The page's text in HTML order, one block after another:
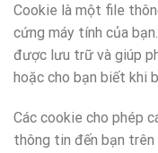
Cookie là một file
cứng máy tính của
được lưu trữ và giúp
hoặc cho bạn biết khi
Các cookie cho phép
thông tin đến bạn trên